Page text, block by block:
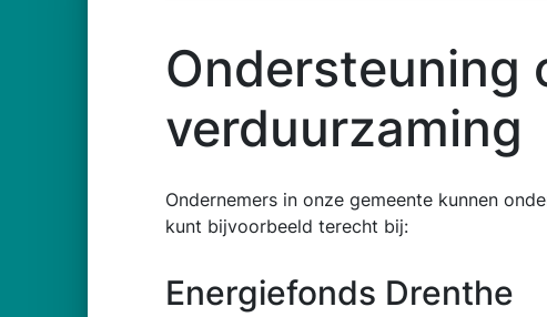
Ondersteuning
verduurzaming
Ondernemers in onze gemeente kunnen
kunt bijvoorbeeld terecht bij:
Energiefonds Drenthe